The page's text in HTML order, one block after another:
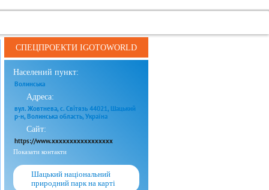
СПЕЦПРОЕКТИ IGOTOWORLD
Населений пункт:
Волинська
Адреса:
вул. Жовтнева, с. Світязь 44021, Шацький
р-н, Волинська область, Україна
Сайт:
https://www.xxxxxxxxxxxxxxxxx
Показати контакти
Шацький національний
природний парк на карті